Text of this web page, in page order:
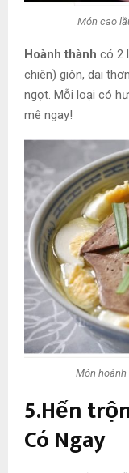
Món cao
Hoành thành có 2
chiên) giòn, dai
ngọt. Mỗi loại có
mê ngay!
Món
5.Hến
Có Ngay